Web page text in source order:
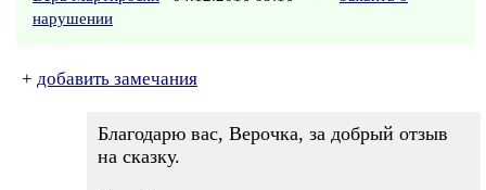
нарушении
+ добавить замечания
Благодарю вас, Верочка, за добрый отзыв
на сказку.